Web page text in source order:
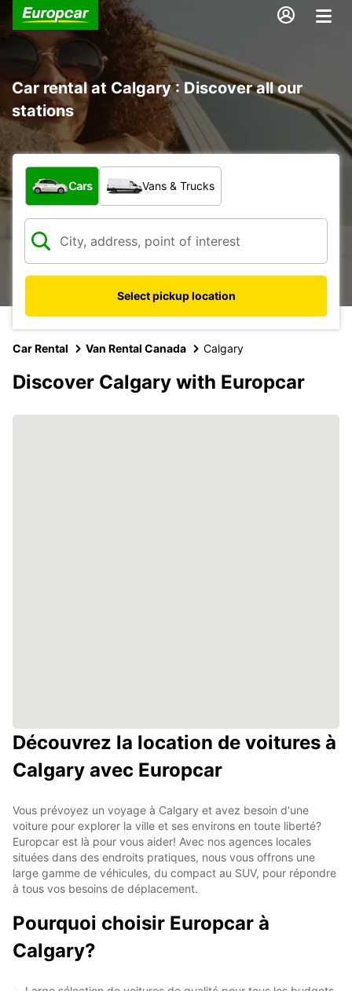
Car rental at Calgary : Discover all our
stations
What type of vehicle?
Cars Vans & Trucks
Select pickup location
Car Rental Van Rental Canada Calgary
Discover Calgary with Europcar
Découvrez la location de voitures à
Calgary avec Europcar
Vous prévoyez un voyage à Calgary et avez besoin d'une
voiture pour explorer la ville et ses environs en toute liberté?
Europcar est là pour vous aider! Avec nos agences locales
situées dans des endroits pratiques, nous vous offrons une
large gamme de véhicules, du compact au SUV, pour répondre
à tous vos besoins de déplacement.
Pourquoi choisir Europcar à
Calgary?